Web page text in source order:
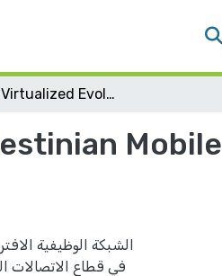
Applying Virtualized Evolved Packet Core in Palestinian Mobile Operators
Mobile
الشبكة الوظيفية
في قطاع الاتصالات